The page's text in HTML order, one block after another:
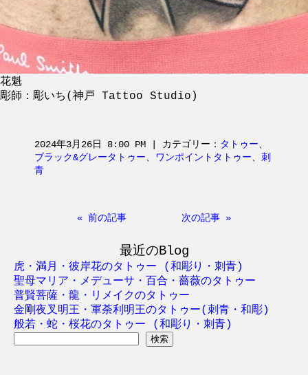
花魁
彫師：彫いち(神戸 Tattoo Studio)
2024年3月26日 8:00 PM | カテゴリー： タトゥー、
ブラック&グレータトゥー、 ワンポイントタトゥー、 刺
青
« 前の記事 次の記事 »
最近のBlog
虎・満月・彼岸花のタトゥー (和彫り・刺青)
聖母マリア・メデューサ・百合・薔薇のタトゥー
普賢菩薩・龍・リメイクのタトゥー
金剛夜叉明王・軍荼利明王のタトゥー(刺青・和彫)
般若・蛇・桜花のタトゥー (和彫り・刺青)